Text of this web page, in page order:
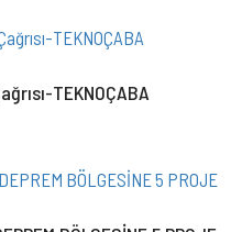
TEKNOÇABA